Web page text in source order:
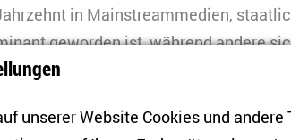
in Mainstreammedien,
geworden ist, während andere
kosmopolitischere Haltung
Grenze zu Belarus abspielt, ist die
und für Europa als Ganzes. Unter
unserer Website Cookies und andere